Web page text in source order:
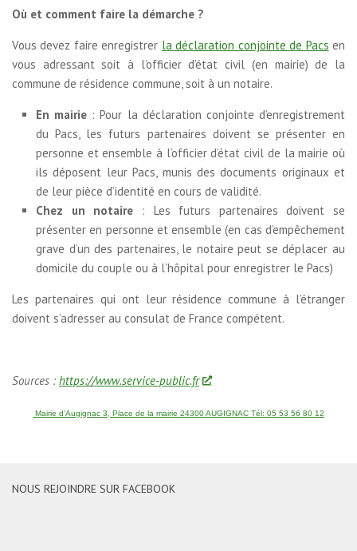
Où et comment faire la démarche ?
Vous devez faire enregistrer la déclaration conjointe de Pacs en
vous adressant soit à l’officier d’état civil (en mairie) de la
commune de résidence commune, soit à un notaire.
En mairie : Pour la déclaration conjointe d’enregistrement
du Pacs, les futurs partenaires doivent se présenter en
personne et ensemble à l’officier d’état civil de la mairie où
ils déposent leur Pacs, munis des documents originaux et
de leur pièce d’identité en cours de validité.
Chez un notaire : Les futurs partenaires doivent se
présenter en personne et ensemble (en cas d’empêchement
grave d’un des partenaires, le notaire peut se déplacer au
domicile du couple ou à l’hôpital pour enregistrer le Pacs)
Les partenaires qui ont leur résidence commune à l’étranger
doivent s’adresser au consulat de France compétent.
Sources :https://www.service-public.fr
Mairie d'Augignac 3, Place de la mairie 24300 AUGIGNAC Tél: 05 53 56 80 12
NOUS REJOINDRE SUR FACEBOOK